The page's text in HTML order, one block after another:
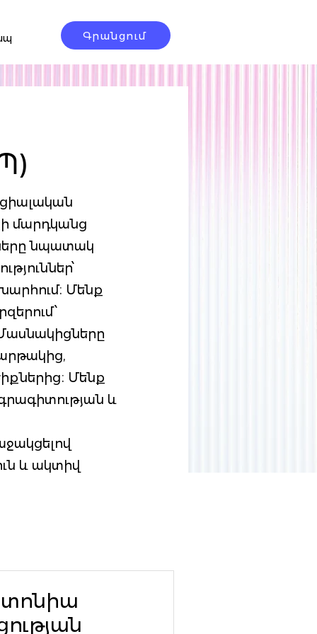
Գրանցում
մարդկանց
նպատակ
Մենք
Մենք
և
և ակտիվ